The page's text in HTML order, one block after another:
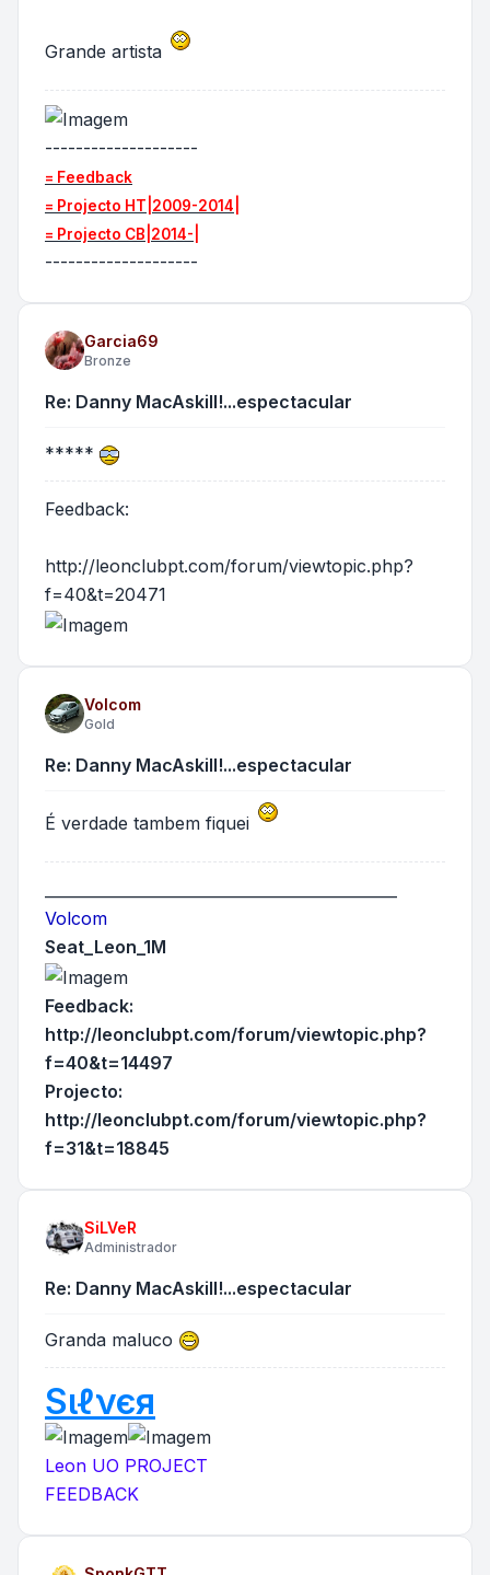
Grande artista
--------------------
= Feedback
= Projecto HT|2009-2014|
= Projecto CB|2014-|
--------------------
Garcia69
Bronze
Re: Danny MacAskill!...espectacular
*****
Feedback:
http://leonclubpt.com/forum/viewtopic.php?
f=40&t=20471
Volcom
Gold
Re: Danny MacAskill!...espectacular
É verdade tambem fiquei
Volcom
Seat_Leon_1M
Feedback:
http://leonclubpt.com/forum/viewtopic.php?
f=40&t=14497
Projecto:
http://leonclubpt.com/forum/viewtopic.php?
f=31&t=18845
SiLVeR
Administrador
Re: Danny MacAskill!...espectacular
Granda maluco
Sιℓνєя
Leon UO PROJECT
FEEDBACK